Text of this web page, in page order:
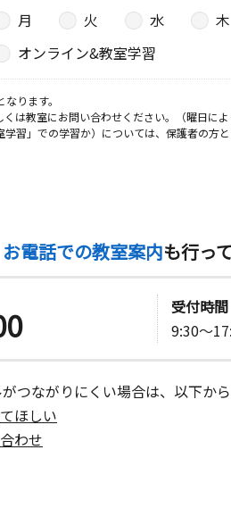
月 火 水 木
オンライン&教室学習
ります。
は教室にお問い合わせください。（曜日に
習」での学習か）については、保護者の方
お電話での教室案内も行っ
受付時間
9:30～
つながりにくい場合は、以下か
ほしい
わせ